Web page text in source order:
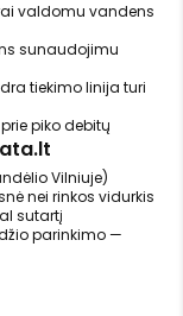
valdomu vandens
sunaudojimu
tiekimo linija turi
piko debitų
Vilniuje)
nei rinkos vidurkis
sutartį
parinkimo —